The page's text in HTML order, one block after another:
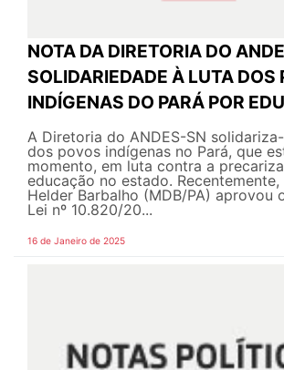
NOTA DA DIRETORIA DO
SOLIDARIEDADE À LUTA DOS
INDÍGENAS DO PARÁ POR
A Diretoria do ANDES-SN
dos povos indígenas no Pará, que
momento, em luta contra a
educação no estado.
Helder Barbalho (MDB/PA) aprovou
Lei nº 10.820/20...
16 de Janeiro de 2025